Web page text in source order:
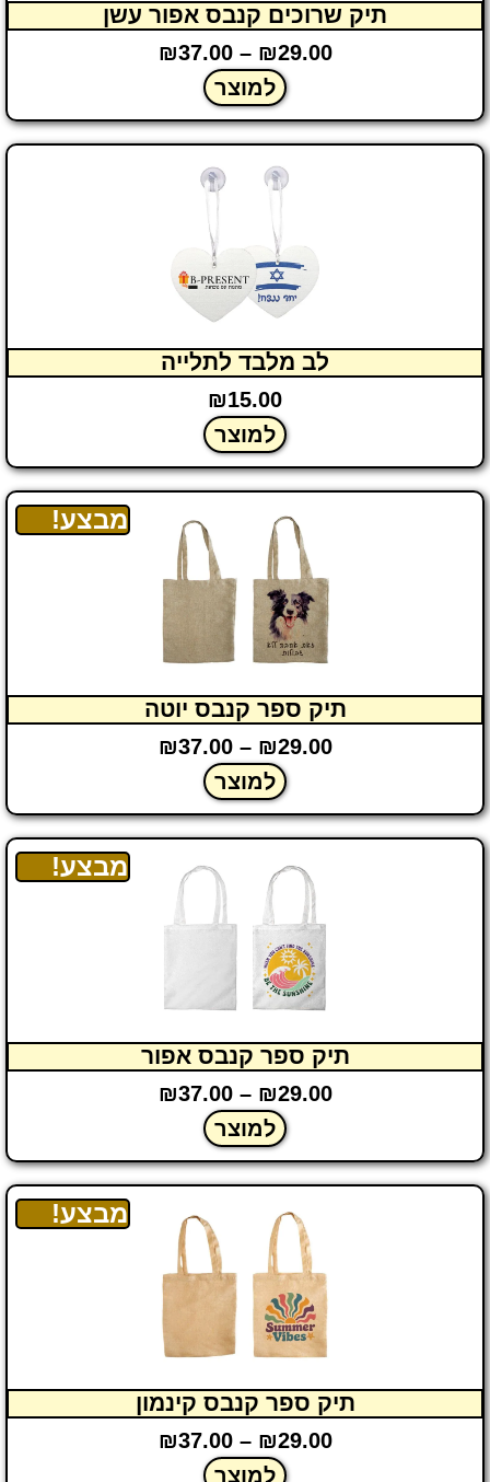
תיק שרוכים קנבס אפור עשן
₪29.00
–
₪37.00
למוצר
לב מלבד לתלייה
₪15.00
למוצר
מבצע!
תיק ספר קנבס יוטה
₪29.00
–
₪37.00
למוצר
מבצע!
תיק ספר קנבס אפור
₪29.00
–
₪37.00
למוצר
מבצע!
תיק ספר קנבס קינמון
₪29.00
–
₪37.00
למוצר